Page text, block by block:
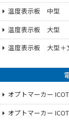
温度表示板 中型
温度表示板 大型
温度表示板 大型＋
オプトマーカー ICOT
オプトマーカー